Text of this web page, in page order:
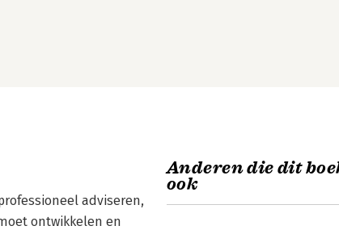
adviseren,
ontwikkelen en
Anderen die dit
ook